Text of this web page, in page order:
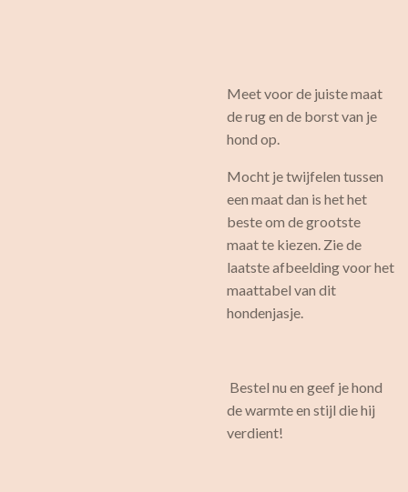
Meet voor de juiste maat
de rug en de borst van je
hond op.
Mocht je twijfelen tussen
een maat dan is het het
beste om de grootste
maat te kiezen. Zie de
laatste afbeelding voor het
maattabel van dit
hondenjasje.
Bestel nu en geef je hond
de warmte en stijl die hij
verdient!